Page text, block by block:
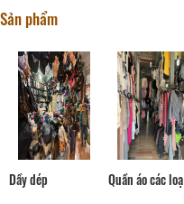
Sản phẩm
Dầy dép Quần áo các loạ